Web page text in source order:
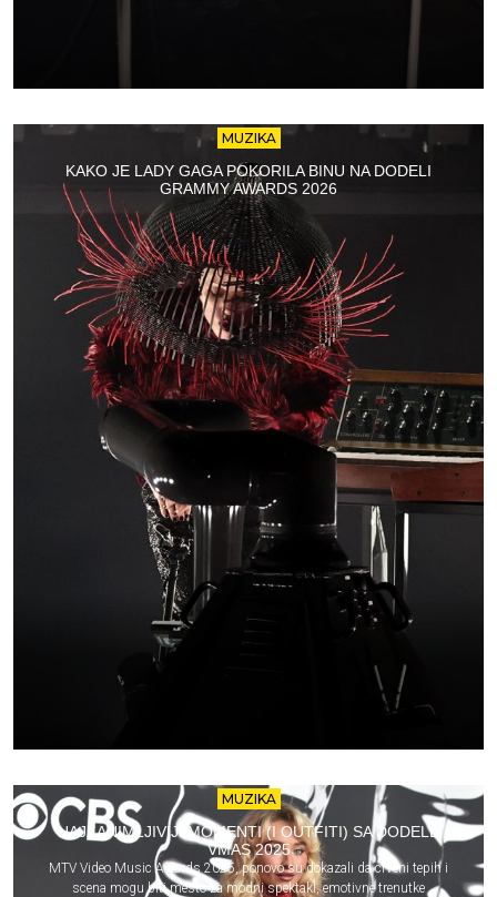
MUZIKA
KAKO JE LADY GAGA POKORILA BINU NA DODELI
GRAMMY AWARDS 2026
MUZIKA
NAJZANIMLJIVIJI MOMENTI (I OUTFITI) SA DODELE
VMAS 2025
MTV Video Music Awards 2025, ponovo su dokazali da crveni tepih i
scena mogu biti mesto za modni spektakl, emotivne trenutke